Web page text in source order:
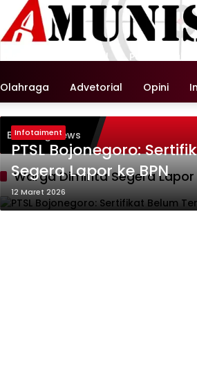
Nasional Pemerintahan
Olahraga Advetorial Opini
Breaking News
Warga Diminta Segera Lapor
Infotaiment
PTSL Bojonegoro:
Segera Lapor ke BPN
12 Maret 2026